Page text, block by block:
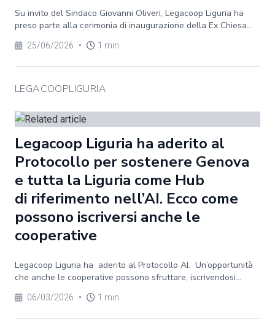
Su invito del Sindaco Giovanni Oliveri, Legacoop Liguria ha
preso parte alla cerimonia di inaugurazione della Ex Chiesa...
25/06/2026 • 1 min
LEGACOOPLIGURIA
Legacoop Liguria ha aderito al
Protocollo per sostenere Genova
e tutta la Liguria come Hub
di riferimento nell’AI. Ecco come
possono iscriversi anche le
cooperative
Legacoop Liguria ha aderito al Protocollo AI. Un’opportunità
che anche le cooperative possono sfruttare, iscrivendosi...
06/03/2026 • 1 min